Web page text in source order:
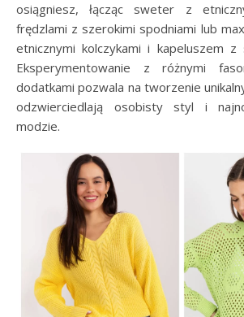
osiągniesz, łącząc sweter z
frędzlami z szerokimi spodniami lub
etnicznymi kolczykami i kapeluszem z
Eksperymentowanie z różnymi
dodatkami pozwala na tworzenie
odzwierciedlają osobisty styl i
modzie.